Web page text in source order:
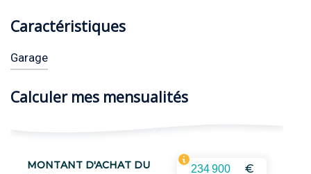
Caractéristiques
Garage
Calculer mes mensualités